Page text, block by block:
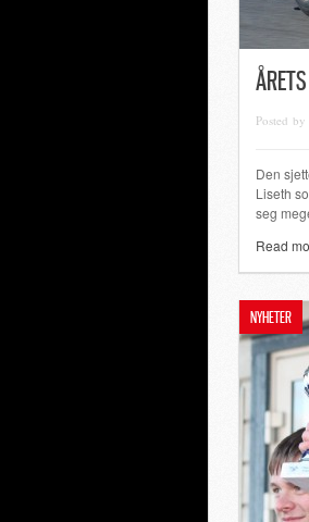
Posted
Den
Liseth
seg
Read
NYHETER